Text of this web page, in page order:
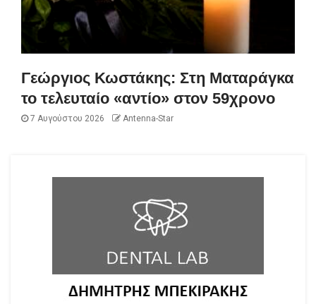
Γεώργιος Κωστάκης: Στη Ματαράγκα
το τελευταίο «αντίο» στον 59χρονο
7 Αυγούστου 2026 Antenna-Star